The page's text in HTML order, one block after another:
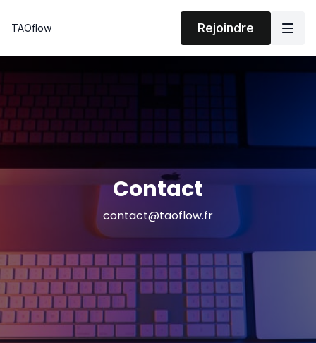
TAOflow Rejoindre
Contact
contact@taoflow.fr